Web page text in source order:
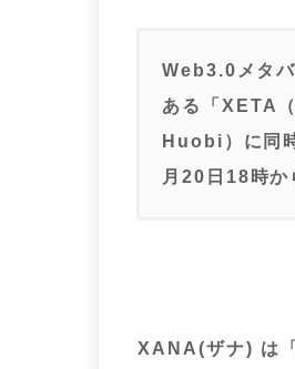
Web3.0メタ
ある「XETA
Huobi）に同
月20日18時か
XANA(ザナ) は